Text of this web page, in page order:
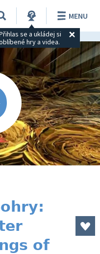
se a ukládej si
hry a videa.
MENU
of